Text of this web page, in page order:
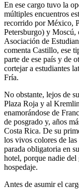
En ese cargo tuvo la
múltiples encuentros
recorrido por México,
Petersburgo) y Moscú,
Asociación de
comenta Castillo, ese
parte de ese país y de
cortejar a estudiantes
Fría.
No obstante, lejos de
Plaza Roja y al
enamorándose de
de posgrado y, años
Costa Rica. De su
los vivos colores de
parada obligatoria en
hotel, porque nadie
hospedaje.
Antes de asumir el